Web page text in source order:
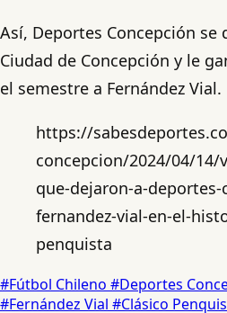
Así, Deportes Concepción se
Ciudad de Concepción y le
el semestre a Fernández Vial.
https://
concepcion/2024/04/14/
que-dejaron-a-
fernandez-vial-en-el-
penquista
#Fútbol Chileno #Deportes
#Fernández Vial #Clásico